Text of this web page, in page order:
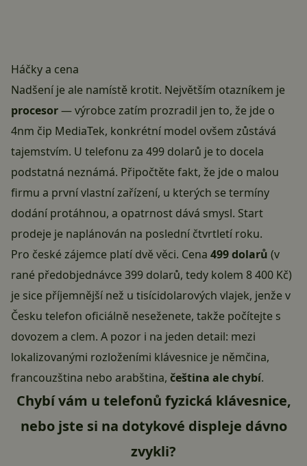
Háčky a cena
Nadšení je ale namístě krotit. Největším otazníkem je
procesor— výrobce zatím prozradil jen to, že jde o
4nm čip MediaTek, konkrétní model ovšem zůstává
tajemstvím. U telefonu za 499 dolarů je to docela
podstatná neznámá. Připočtěte fakt, že jde o malou
firmu a první vlastní zařízení, u kterých se termíny
dodání protáhnou, a opatrnost dává smysl. Start
prodeje je naplánován na poslední čtvrtletí roku.
Pro české zájemce platí dvě věci. Cena 499 dolarů (v
rané předobjednávce 399 dolarů, tedy kolem 8 400 Kč)
je sice příjemnější než u tisícidolarových vlajek, jenže v
Česku telefon oficiálně neseženete, takže počítejte s
dovozem a clem. A pozor i na jeden detail: mezi
lokalizovanými rozloženími klávesnice je němčina,
francouzština nebo arabština, čeština ale chybí.
Chybí vám u telefonů fyzická klávesnice,
nebo jste si na dotykové displeje dávno
zvykli?